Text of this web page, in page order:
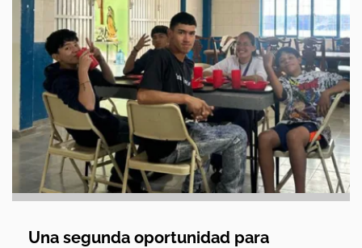
Una segunda oportunidad para